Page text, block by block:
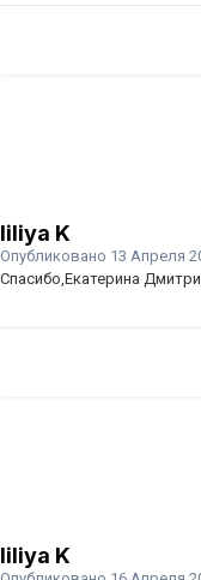
liliya K
Опубликовано 13 Апреля
Спасибо,Екатерина
liliya K